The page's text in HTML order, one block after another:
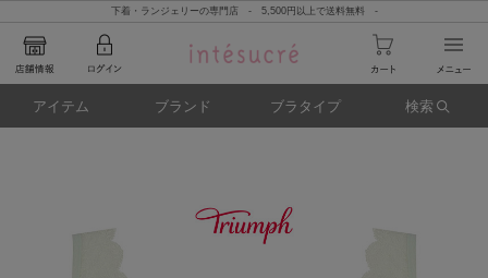
下着・ランジェリーの専門店 - 5,500円以上で送料無料 -
アイテム ブランド ブラタイプ 検索